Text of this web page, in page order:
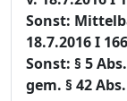
Sonst:
18.7.2016 I
Sonst: § 5
gem. § 42